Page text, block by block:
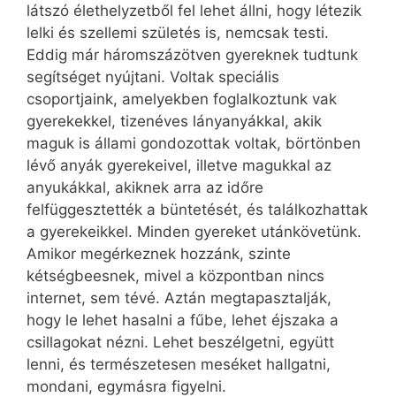
látszó élethelyzetből fel lehet állni, hogy létezik
lelki és szellemi születés is, nemcsak testi.
Eddig már háromszázötven gyereknek tudtunk
segítséget nyújtani. Voltak speciális
csoportjaink, amelyekben foglalkoztunk vak
gyerekekkel, tizenéves lányanyákkal, akik
maguk is állami gondozottak voltak, börtönben
lévő anyák gyerekeivel, illetve magukkal az
anyukákkal, akiknek arra az időre
felfüggesztették a büntetését, és találkozhattak
a gyerekeikkel. Minden gyereket utánkövetünk.
Amikor megérkeznek hozzánk, szinte
kétségbeesnek, mivel a központban nincs
internet, sem tévé. Aztán megtapasztalják,
hogy le lehet hasalni a fűbe, lehet éjszaka a
csillagokat nézni. Lehet beszélgetni, együtt
lenni, és természetesen meséket hallgatni,
mondani, egymásra figyelni.